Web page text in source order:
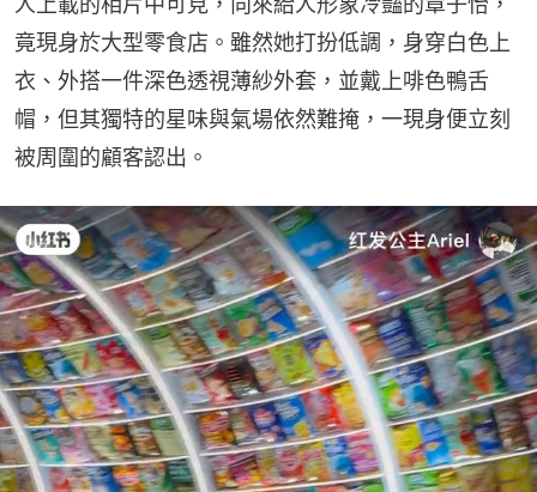
竟現身於大型零食店。雖然她打扮低調，身穿白色上
衣、外搭一件深色透視薄紗外套，並戴上啡色鴨舌
帽，但其獨特的星味與氣場依然難掩，一現身便立刻
被周圍的顧客認出。